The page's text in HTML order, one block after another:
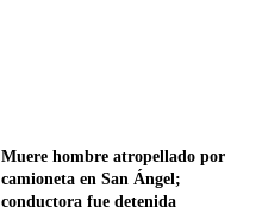
Muere hombre atropellado por
camioneta en San Ángel;
conductora fue detenida